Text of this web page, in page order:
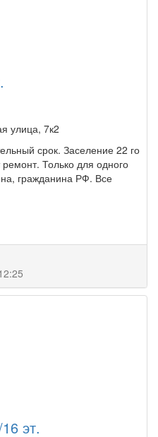
улица, 7к2
срок. Заселение 22 го
Только для одного
гражданина РФ. Все
эт.